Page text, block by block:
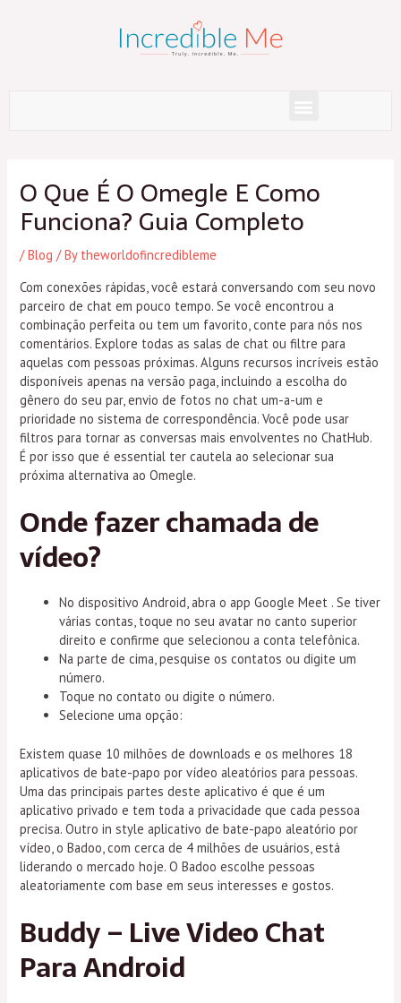
Menu
O Que É O Omegle E Como
Funciona? Guia Completo
/Blog / By theworldofincredibleme
Com conexões rápidas, você estará conversando com seu novo
parceiro de chat em pouco tempo. Se você encontrou a
combinação perfeita ou tem um favorito, conte para nós nos
comentários. Explore todas as salas de chat ou filtre para
aquelas com pessoas próximas. Alguns recursos incríveis estão
disponíveis apenas na versão paga, incluindo a escolha do
gênero do seu par, envio de fotos no chat um-a-um e
prioridade no sistema de correspondência. Você pode usar
filtros para tornar as conversas mais envolventes no ChatHub.
É por isso que é essential ter cautela ao selecionar sua
próxima alternativa ao Omegle.
Onde fazer chamada de
vídeo?
No dispositivo Android, abra o app Google Meet . Se tiver
várias contas, toque no seu avatar no canto superior
direito e confirme que selecionou a conta telefônica.
Na parte de cima, pesquise os contatos ou digite um
número.
Toque no contato ou digite o número.
Selecione uma opção:
Existem quase 10 milhões de downloads e os melhores 18
aplicativos de bate-papo por vídeo aleatórios para pessoas.
Uma das principais partes deste aplicativo é que é um
aplicativo privado e tem toda a privacidade que cada pessoa
precisa. Outro in style aplicativo de bate-papo aleatório por
vídeo, o Badoo, com cerca de 4 milhões de usuários, está
liderando o mercado hoje. O Badoo escolhe pessoas
aleatoriamente com base em seus interesses e gostos.
Buddy – Live Video Chat
Para Android